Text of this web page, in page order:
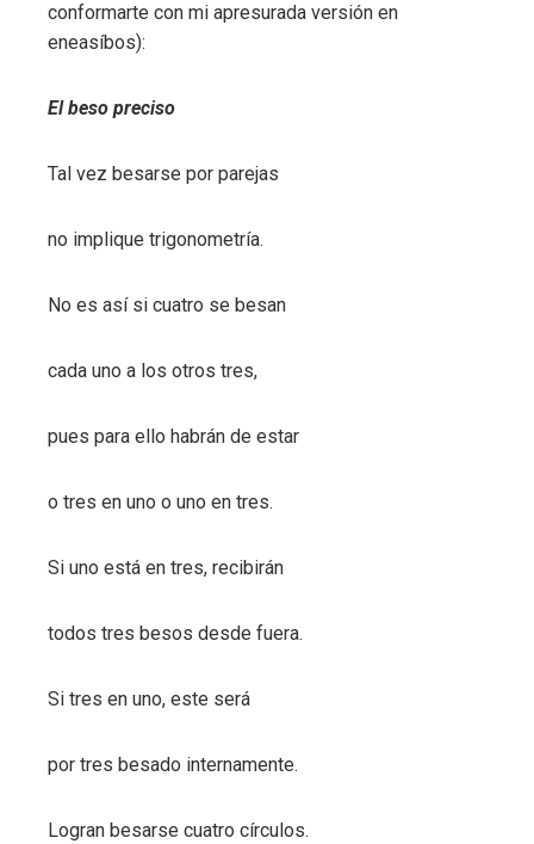
conformarte con mi apresurada versión en
eneasíbos):
El beso preciso
Tal vez besarse por parejas
no implique trigonometría.
No es así si cuatro se besan
cada uno a los otros tres,
pues para ello habrán de estar
o tres en uno o uno en tres.
Si uno está en tres, recibirán
todos tres besos desde fuera.
Si tres en uno, este será
por tres besado internamente.
Logran besarse cuatro círculos.